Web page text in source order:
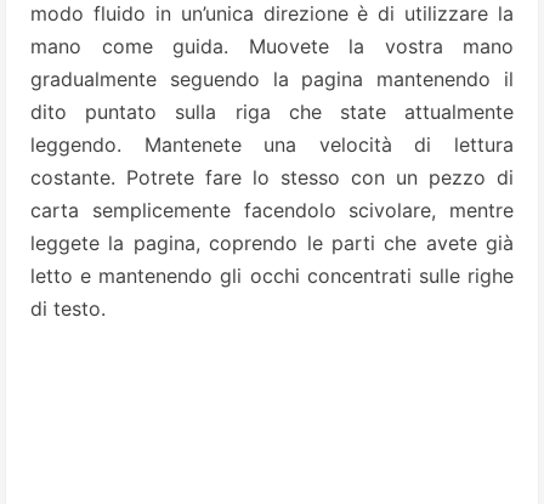
modo fluido in un’unica direzione è di utilizzare la
mano come guida. Muovete la vostra mano
gradualmente seguendo la pagina mantenendo il
dito puntato sulla riga che state attualmente
leggendo. Mantenete una velocità di lettura
costante. Potrete fare lo stesso con un pezzo di
carta semplicemente facendolo scivolare, mentre
leggete la pagina, coprendo le parti che avete già
letto e mantenendo gli occhi concentrati sulle righe
di testo.